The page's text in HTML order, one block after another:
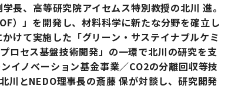
長、高等研究院アイセムス特別教授の北川 進。
」を開発し、材料科学に新たな分野を確立し
けて実施した「グリーン・サステイナブルケミ
ロセス基盤技術開発」の一環で北川の研究を支
イノベーション基金事業／CO2の分離回収等技
川とNEDO理事長の斎藤 保が対談し、研究開発